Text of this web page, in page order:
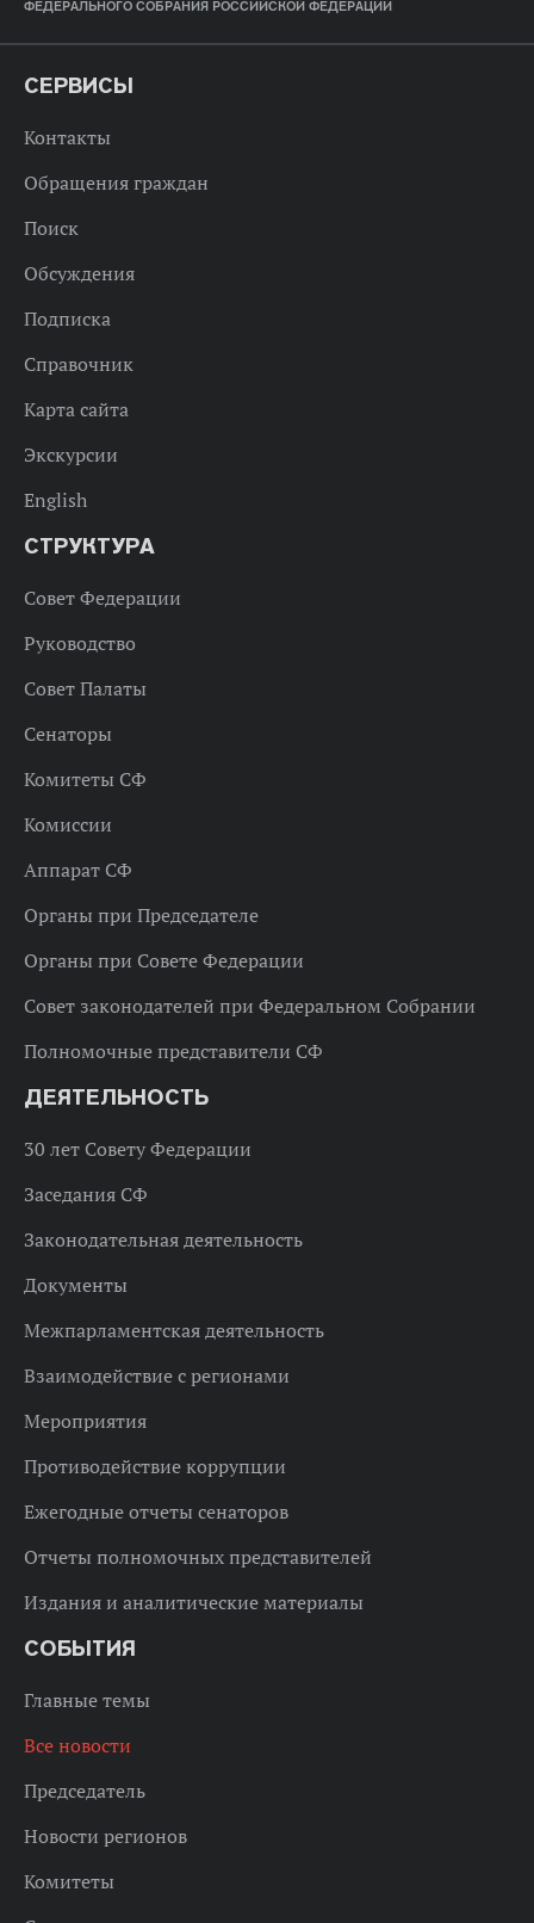
ФЕДЕРАЛЬНОГО СОБРАНИЯ РОССИЙСКОЙ ФЕДЕРАЦИИ
СЕРВИСЫ
Контакты
Обращения граждан
Поиск
Обсуждения
Подписка
Справочник
Карта сайта
Экскурсии
English
СТРУКТУРА
Совет Федерации
Руководство
Совет Палаты
Сенаторы
Комитеты СФ
Комиссии
Аппарат СФ
Органы при Председателе
Органы при Совете Федерации
Совет законодателей при Федеральном Собрании
Полномочные представители СФ
ДЕЯТЕЛЬНОСТЬ
30 лет Совету Федерации
Заседания СФ
Законодательная деятельность
Документы
Межпарламентская деятельность
Взаимодействие с регионами
Мероприятия
Противодействие коррупции
Ежегодные отчеты сенаторов
Отчеты полномочных представителей
Издания и аналитические материалы
СОБЫТИЯ
Главные темы
Все новости
Председатель
Новости регионов
Комитеты